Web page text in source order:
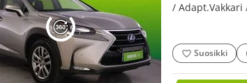
/ Adapt.Vakkari
Suosikki